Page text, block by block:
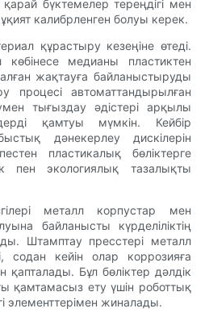
қарай бүктемелер тереңдігі мен
калибрленген болуы керек.
құрастыру кезеңіне өтеді.
көбінесе медианы пластиктен
жақтауға байланыстыруды
процесі автоматтандырылған
тығыздау әдістері арқылы
қамтуы мүмкін. Кейбір
дәнекерлеу дискілерін
пластикалық бөліктерге
пен экологиялық тазалықты
металл корпустар мен
байланысты күрделіліктің
Штамптау пресстері металл
содан кейін олар коррозияға
қапталады. Бұл бөліктер дәлдік
қамтамасыз ету үшін роботтық
элементтерімен жиналады.